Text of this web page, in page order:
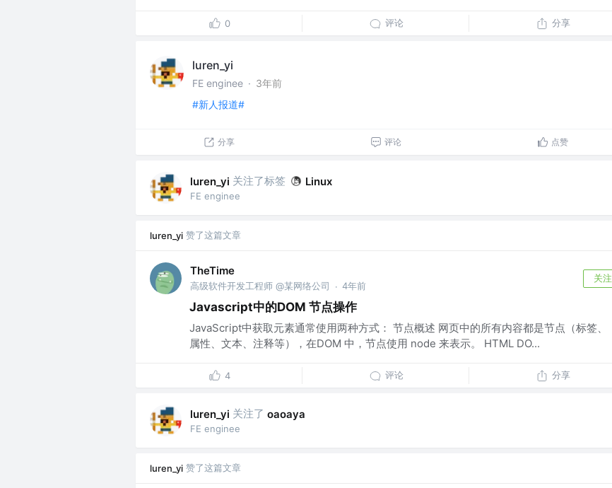
0 评论 分享
luren_yi
FE enginee · 3年前
#新人报道#
分享 评论 点赞
luren_yi 关注了标签 Linux
FE enginee
luren_yi 赞了这篇文章
TheTime
高级软件开发工程师 @某网络公司 · 4年前
关注
Javascript中的DOM 节点操作
JavaScript中获取元素通常使用两种方式： 节点概述 网页中的所有内容都是节点（标签、
属性、文本、注释等），在DOM 中，节点使用 node 来表示。 HTML DO...
4 评论 分享
luren_yi 关注了 oaoaya
FE enginee
luren_yi 赞了这篇文章